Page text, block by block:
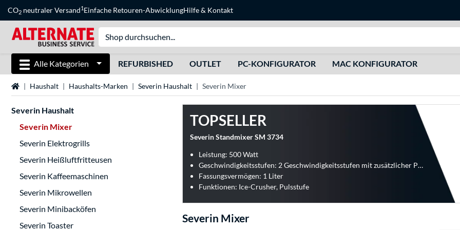
CO2 neutraler Versand1Einfache Retouren-AbwicklungHilfe& Kontakt
Alle Kategorien REFURBISHED OUTLET PC-KONFIGURATOR MAC KONFIGURATOR
StartseiteHaushalt Haushalts-Marken Severin Haushalt Severin Mixer
Severin Haushalt
Severin Mixer
Severin Elektrogrills
Severin Heißluftfritteusen
Severin Kaffeemaschinen
Severin Mikrowellen
Severin Minibacköfen
Severin Toaster
TOPSELLER
Severin Standmixer SM 3734
Leistung: 500 Watt
Geschwindigkeitsstufen: 2 Geschwindigkeitsstufen mit zusätzlicher Pulsschaltung
Fassungsvermögen: 1 Liter
Funktionen: Ice-Crusher, Pulsstufe
Severin Mixer